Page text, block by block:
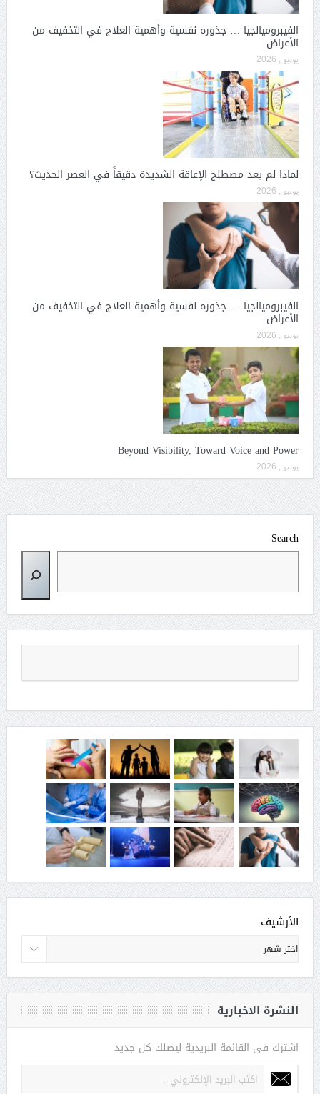
الفيبروميالجيا … جذوره نفسية وأهمية العلاج في التخفيف من
الأعراض
يونيو , 2026
لماذا لم يعد مصطلح الإعاقة الشديدة دقيقاً في العصر الحديث؟
يونيو , 2026
الفيبروميالجيا … جذوره نفسية وأهمية العلاج في التخفيف من
الأعراض
يونيو , 2026
Beyond Visibility, Toward Voice and Power
يونيو , 2026
Search
الأرشيف
النشرة الاخبارية
اشترك فى القائمة البريدية ليصلك كل جديد